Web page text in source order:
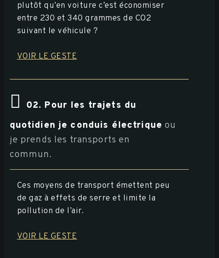
plutôt qu’en voiture c’est économiser
entre 230 et 340 grammes de CO2
suivant le véhicule ?
VOIR LE GESTE
02. Pour les trajets du
quotidien je conduis électrique ou
je prends les transports en
commun.
Ces moyens de transport émettent peu
de gaz à effets de serre et limite la
pollution de l’air.
VOIR LE GESTE